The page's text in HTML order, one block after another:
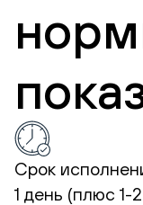
Срок
1 день (плюс 1-